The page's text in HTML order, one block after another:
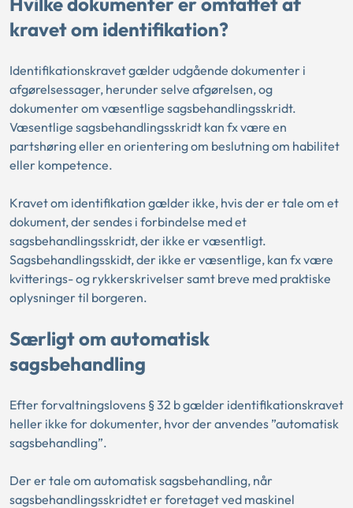
kravet om identifikation?
Identifikationskravet gælder udgående dokumenter i
afgørelsessager, herunder selve afgørelsen, og
dokumenter om væsentlige sagsbehandlingsskridt.
Væsentlige sagsbehandlingsskridt kan fx være en
partshøring eller en orientering om beslutning om habilitet
eller kompetence.
Kravet om identifikation gælder ikke, hvis der er tale om et
dokument, der sendes i forbindelse med et
sagsbehandlingsskridt, der ikke er væsentligt.
Sagsbehandlingsskidt, der ikke er væsentlige, kan fx være
kvitterings- og rykkerskrivelser samt breve med praktiske
oplysninger til borgeren.
Særligt om automatisk
sagsbehandling
Efter forvaltningslovens § 32 b gælder identifikationskravet
heller ikke for dokumenter, hvor der anvendes ”automatisk
sagsbehandling”.
Der er tale om automatisk sagsbehandling, når
sagsbehandlingsskridtet er foretaget ved maskinel